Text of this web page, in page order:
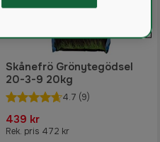
Skånefrö Grönytegödsel
20-3-9 20kg
4.7 (9)
439 kr
Rek. pris 472 kr